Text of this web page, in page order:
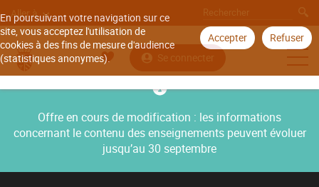
En poursuivant votre navigation sur ce
site, vous acceptez l'utilisation de
cookies à des fins de mesure d'audience
(statistiques anonymes).
Accepter Refuser
Aller à
Se connecter
Offre en cours de modification : les informations
concernant le contenu des enseignements peuvent évoluer
jusqu’au 30 septembre